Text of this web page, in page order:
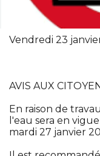
Vendredi 23
AVIS AUX
En raison de
l'eau sera en
mardi 27 janvier